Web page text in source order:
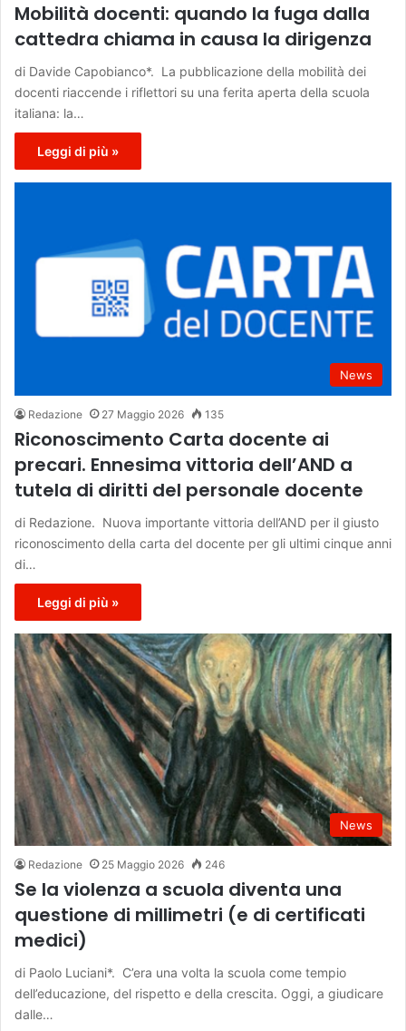
Mobilità docenti: quando la fuga dalla
cattedra chiama in causa la dirigenza
di Davide Capobianco*. La pubblicazione della mobilità dei
docenti riaccende i riflettori su una ferita aperta della scuola
italiana: la…
Leggi di più »
News
Redazione 27 Maggio 2026 135
Riconoscimento Carta docente ai
precari. Ennesima vittoria dell’AND a
tutela di diritti del personale docente
di Redazione. Nuova importante vittoria dell’AND per il giusto
riconoscimento della carta del docente per gli ultimi cinque anni
di…
Leggi di più »
News
Redazione 25 Maggio 2026 246
Se la violenza a scuola diventa una
questione di millimetri (e di certificati
medici)
di Paolo Luciani*. C’era una volta la scuola come tempio
dell’educazione, del rispetto e della crescita. Oggi, a giudicare
dalle…